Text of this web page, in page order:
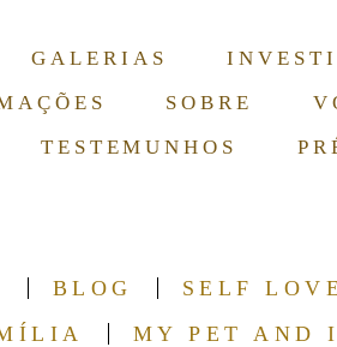
GALERIAS
SOBRE
TESTEMUNHOS
BLOG SELF LOVE
MY PET AND I